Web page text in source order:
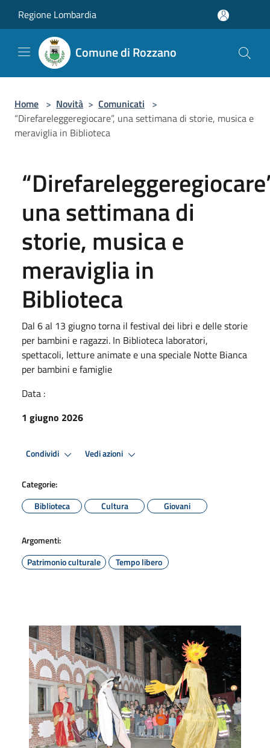
Regione Lombardia
Comune di Rozzano
Home > Novità > Comunicati >
“Direfareleggeregiocare”, una settimana di storie, musica e
meraviglia in Biblioteca
una settimana di
storie, musica e
meraviglia in
Biblioteca
Dal 6 al 13 giugno torna il festival dei libri e delle storie
per bambini e ragazzi. In Biblioteca laboratori,
spettacoli, letture animate e una speciale Notte Bianca
per bambini e famiglie
Data :
1 giugno 2026
Condividi Vedi azioni
Categorie:
Biblioteca
Cultura Giovani
Argomenti:
Patrimonio culturale
Tempo libero